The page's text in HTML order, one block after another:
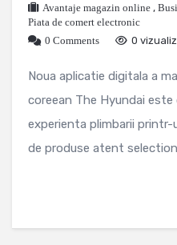
Avantaje magazin online ,
Piata de comert electronic
0 Comments
0
Noua aplicatie digitala a
coreean The Hyundai
experienta plimbarii
de produse atent